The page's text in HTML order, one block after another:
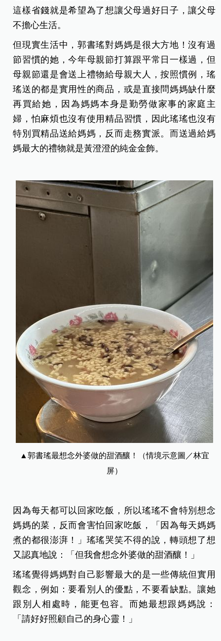
這樣省錢就是希望為了想讓父母過好日子，讓父母
不擔心生活。
但現實生活中，郭書瑤對媽媽是很大方地！沒有過
節習慣的她，今年母親節打算跟平常日一樣過，但
母親節還是會送上禮物給母親大人，按照慣例，瑤
瑤送的都是實用性的商品，或是直接問媽媽缺什麼
再買給她，因為媽媽本身是勤勞做家事的家庭主
婦，怕麻煩也沒有使用精品習慣，因此瑤瑤也沒有
特別買精品送給媽媽，反而走務實派。而送過給媽
媽最大的禮物就是黃澄澄的純金金飾。
▲郭書瑤最想念外婆做的甜酒釀！（情境示意圖／林宜
屏）
因為每天都可以回家吃飯，所以瑤瑤不會特別想念
媽媽的菜，反而會害怕回家吃飯，「因為每天媽媽
煮的都很澎湃！」瑤瑤哭笑不得的說，轉頭想了想
又認真地說：「但我會想念外婆做的甜酒釀！」
瑤瑤覺得媽媽對自己影響最大的是一些傳統但實用
觀念，例如：要看別人的優點，不要看缺點。讓她
跟別人相處時，能更包容。而她最想跟媽媽說：
「請好好照顧自己的身心靈！」